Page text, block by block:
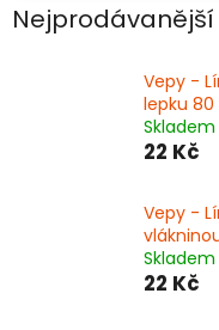
Nejprodávanější
Vepy -
lepku 80
Skladem
22 Kč
Vepy -
Skladem
22 Kč